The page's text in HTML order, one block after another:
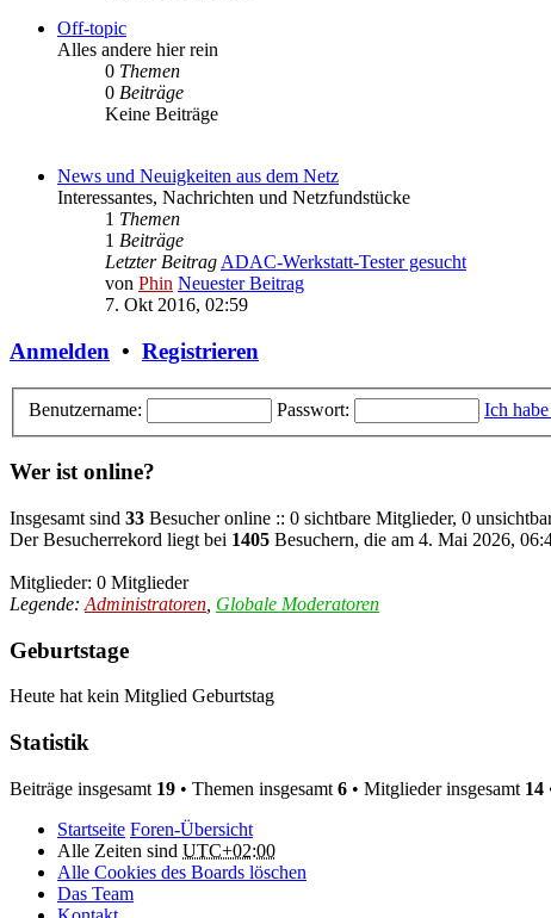
Off-topic
Alles andere hier rein
0 Themen
0 Beiträge
Keine Beiträge
News und Neuigkeiten aus dem Netz
Interessantes, Nachrichten und Netzfundstücke
1 Themen
1 Beiträge
Letzter BeitragADAC-Werkstatt-Tester gesucht
von Phin Neuester Beitrag
7. Okt 2016, 02:59
Anmelden • Registrieren
Benutzername: Passwort: Ich
Wer ist online?
Insgesamt sind 33 Besucher online :: 0 sichtbare Mitglieder, 0
Der Besucherrekord liegt bei 1405 Besuchern, die am 4. Mai 2026,
Mitglieder: 0 Mitglieder
Legende: Administratoren Globale Moderatoren
Geburtstage
Heute hat kein Mitglied Geburtstag
Statistik
Beiträge insgesamt 19 • Themen insgesamt 6 • Mitglieder insgesamt 14
Startseite Foren-Übersicht
Alle Zeiten sind UTC+02:00
Alle Cookies des Boards löschen
Das Team